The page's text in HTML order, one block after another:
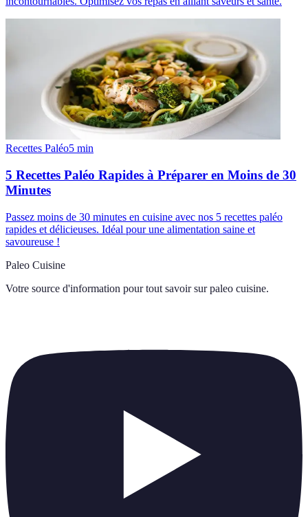
Recettes Paléo5 min
5 Recettes Paléo Rapides à Préparer en Moins de 30
Minutes
Passez moins de 30 minutes en cuisine avec nos 5 recettes paléo
rapides et délicieuses. Idéal pour une alimentation saine et
savoureuse !
Paleo Cuisine
Votre source d'information pour tout savoir sur paleo cuisine.